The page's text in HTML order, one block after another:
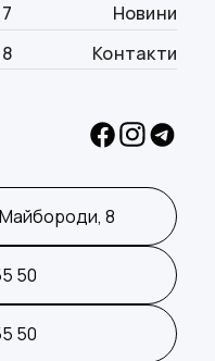
Новини
Контакти
8
50
50